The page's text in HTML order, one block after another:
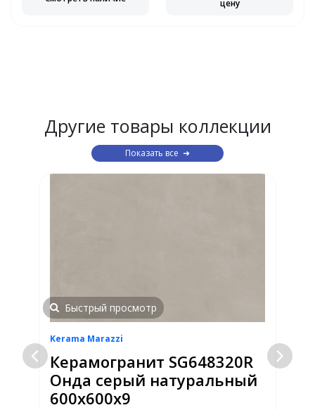
цену
Другие товары коллекции
Показать все
Быстрый просмотр
Kerama Marazzi
Керамогранит SG648320R
Онда серый натуральный
600х600х9